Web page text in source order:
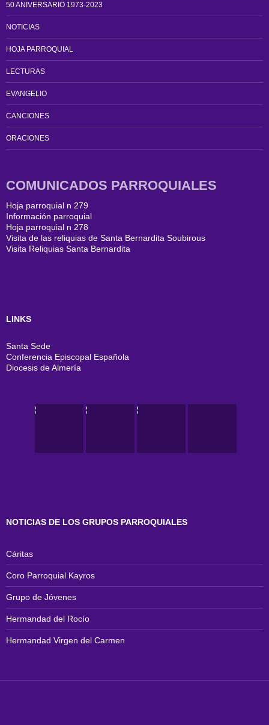
50 ANIVERSARIO 1973-2023
NOTICIAS
HOJA PARROQUIAL
LECTURAS
EVANGELIO
CANCIONES
ORACIONES
COMUNICADOS PARROQUIALES
Hoja parroquial n 279
Información parroquial
Hoja parroquial n 278
Visita de las reliquias de Santa Bernardita Soubirous
Visita Reliquias Santa Bernardita
LINKS
Santa Sede
Conferencia Episcopal Española
Diocesis de Almería
NOTICIAS DE LOS GRUPOS PARROQUIALES
Cáritas
Coro Parroquial Kayros
Grupo de Jóvenes
Hermandad del Rocío
Hermandad Virgen del Carmen